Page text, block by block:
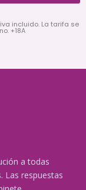
incluido. La tarifa se
+18A
a todas
Las respuestas